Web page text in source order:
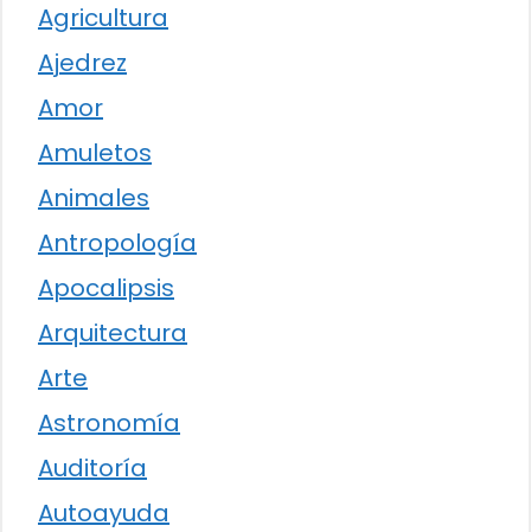
Agricultura
Ajedrez
Amor
Amuletos
Animales
Antropología
Apocalipsis
Arquitectura
Arte
Astronomía
Auditoría
Autoayuda